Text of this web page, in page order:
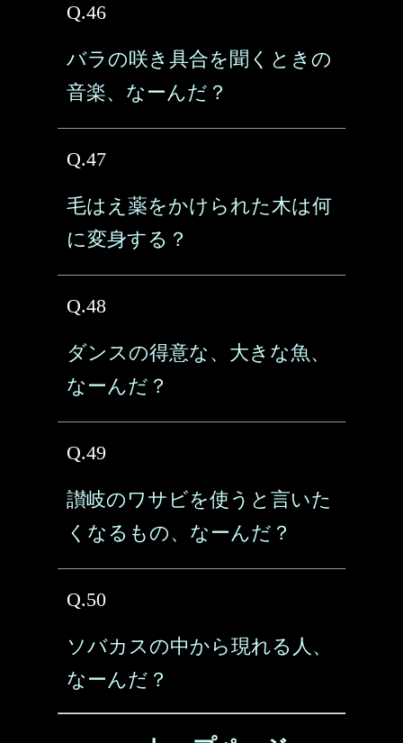
Q.46
バラの咲き具合を聞くときの
音楽、なーんだ？
Q.47
毛はえ薬をかけられた木は何
に変身する？
Q.48
ダンスの得意な、大きな魚、
なーんだ？
Q.49
讃岐のワサビを使うと言いた
くなるもの、なーんだ？
Q.50
ソバカスの中から現れる人、
なーんだ？